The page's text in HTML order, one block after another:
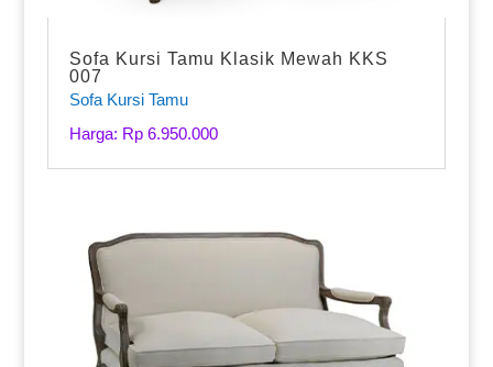
Sofa Kursi Tamu Klasik Mewah KKS
007
Sofa Kursi Tamu
Harga: Rp 6.950.000